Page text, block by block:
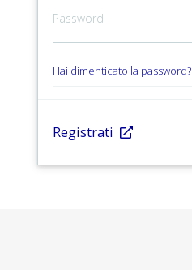
Hai dimenticato la password?
Registrati